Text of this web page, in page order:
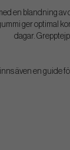
en blandning
ger optimal
dagar.
även en guide